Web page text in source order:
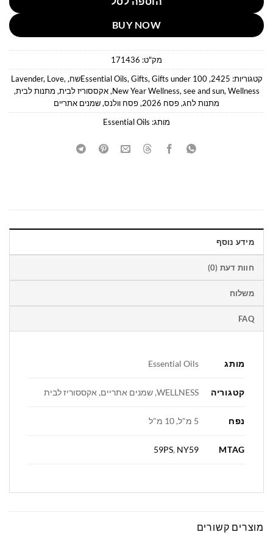
BUY NOW
מק"ט: 171436
קטגוריות: 2425
,
Essential Oils,Gifts,Gifts under 100שח ,
Lavender, Love,
New Year Wellness,see and sun,Wellness
,אקססוריז לבית, מתנות לבית,
מתנות לחג,פסח 2026 ,פסח וולנס,שמנים אתריים
מותג: Essential Oils
מידע נוסף
חוות דעת (0)
משלוח
FAQ
מותג Essential Oils
קטגוריה WELLNESS, שמנים אתריים, אקססוריז לבית
נפח 5 מ"ל, 10 מ"ל
MTAG
59PS, NY59
מוצרים קשורים